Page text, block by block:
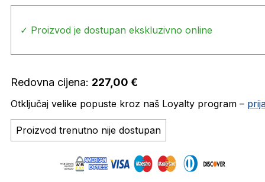
✓ Proizvod je dostupan ekskluzivno online
Redovna cijena: 227,00 €
Otključaj velike popuste kroz naš Loyalty program –
Proizvod trenutno nije dostupan